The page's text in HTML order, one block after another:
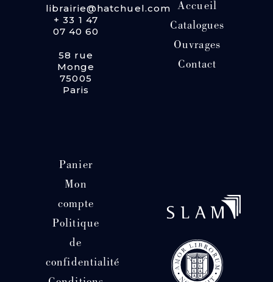
librairie@hatchuel.com
+ 33 1 47
07 40 60
58 rue
Monge
75005
Paris
Accueil
Catalogues
Ouvrages
Contact
Panier
Mon
compte
Politique
de
confidentialité